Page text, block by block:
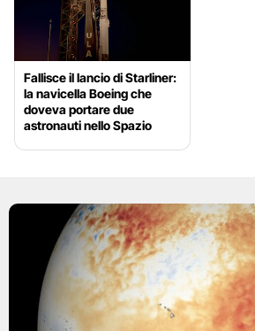
Fallisce il lancio di Starliner:
la navicella Boeing che
doveva portare due
astronauti nello Spazio